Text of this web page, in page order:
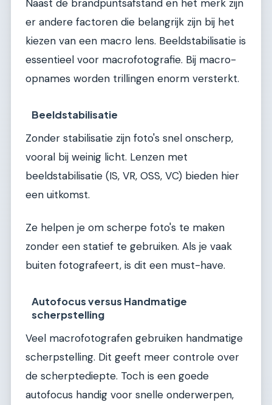
Naast de brandpuntsafstand en het merk zijn
er andere factoren die belangrijk zijn bij het
kiezen van een macro lens. Beeldstabilisatie is
essentieel voor macrofotografie. Bij macro-
opnames worden trillingen enorm versterkt.
Beeldstabilisatie
Zonder stabilisatie zijn foto's snel onscherp,
vooral bij weinig licht. Lenzen met
beeldstabilisatie (IS, VR, OSS, VC) bieden hier
een uitkomst.
Ze helpen je om scherpe foto's te maken
zonder een statief te gebruiken. Als je vaak
buiten fotografeert, is dit een must-have.
Autofocus versus Handmatige
scherpstelling
Veel macrofotografen gebruiken handmatige
scherpstelling. Dit geeft meer controle over
de scherptediepte. Toch is een goede
autofocus handig voor snelle onderwerpen,